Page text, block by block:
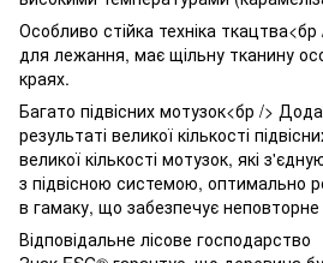
Особливо стійка техніка
для лежання, має щільну тканину
краях.
Багато підвісних мотузок<бр />
результаті великої кількості
великої кількості мотузок, які
з підвісною системою, оптимально
в гамаку, що забезпечує неповторне
Відповідальне лісове господарство